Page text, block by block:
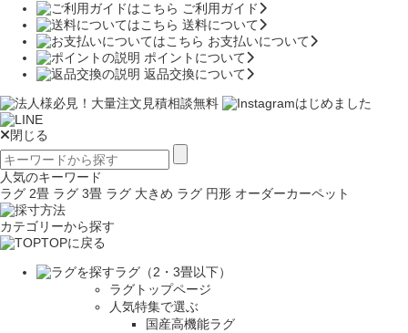
ご利用ガイド
送料について
お支払いについて
ポイントについて
返品交換について
閉じる
人気のキーワード
ラグ 2畳 ラグ 3畳 ラグ 大きめ ラグ 円形 オーダーカーペット
カテゴリーから探す
TOPに戻る
ラグ（2・3畳以下）
ラグトップページ
人気特集で選ぶ
国産高機能ラグ